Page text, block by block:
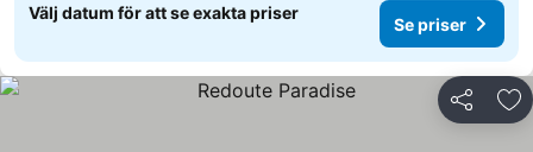
Välj datum för att se exakta priser
Se priser
Dela